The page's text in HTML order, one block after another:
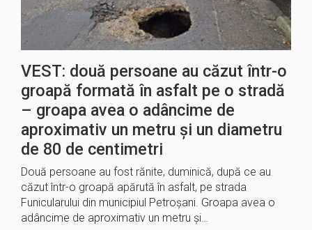
VEST: două persoane au căzut într-o
groapă formată în asfalt pe o stradă
– groapa avea o adâncime de
aproximativ un metru şi un diametru
de 80 de centimetri
Două persoane au fost rănite, duminică, după ce au
căzut într-o groapă apărută în asfalt, pe strada
Funicularului din municipiul Petroşani. Groapa avea o
adâncime de aproximativ un metru şi…